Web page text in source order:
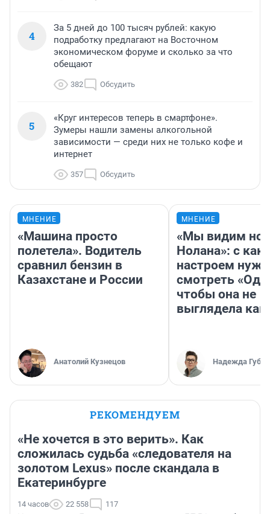
4
За 5 дней до 100 тысяч рублей: какую
подработку предлагают на Восточном
экономическом форуме и сколько за что
обещают
382 Обсудить
5
«Круг интересов теперь в смартфоне».
Зумеры нашли замены алкогольной
зависимости — среди них не только кофе и
интернет
357 Обсудить
МНЕНИЕ
«Машина просто
полетела». Водитель
сравнил бензин в
Казахстане и России
Анатолий Кузнецов
МНЕНИЕ
«Мы видим
Нолана»: с
настроем
смотреть
чтобы она не
выглядела как
Надежда
РЕКОМЕНДУЕМ
«Не хочется в это верить». Как
сложилась судьба «следователя на
золотом Lexus» после скандала в
Екатеринбурге
14 часов 22 558 117